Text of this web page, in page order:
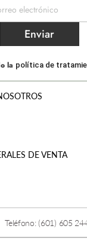
Enviar
la política de
DE VENTA
Teléfono: (601) 605